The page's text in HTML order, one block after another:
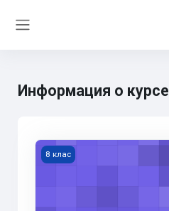
Информация о курсе
Англійська мова (8 кл.)
8 клас